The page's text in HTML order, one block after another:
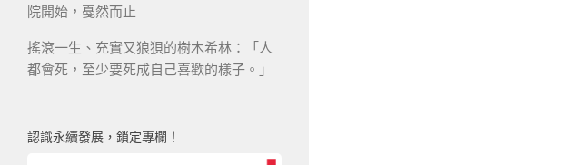
院開始，戞然而止
搖滾一生、充實又狼狽的樹木希林：「人
都會死，至少要死成自己喜歡的樣子。」
認識永續發展，鎖定專欄！